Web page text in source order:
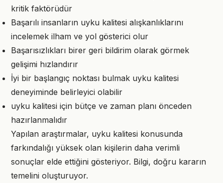
kritik faktörüdür
Başarılı insanların uyku kalitesi alışkanlıklarını
incelemek ilham ve yol gösterici olur
Başarısızlıkları birer geri bildirim olarak görmek
gelişimi hızlandırır
İyi bir başlangıç noktası bulmak uyku kalitesi
deneyiminde belirleyici olabilir
uyku kalitesi için bütçe ve zaman planı önceden
hazırlanmalıdır
Yapılan araştırmalar, uyku kalitesi konusunda
farkındalığı yüksek olan kişilerin daha verimli
sonuçlar elde ettiğini gösteriyor. Bilgi, doğru kararın
temelini oluşturuyor.